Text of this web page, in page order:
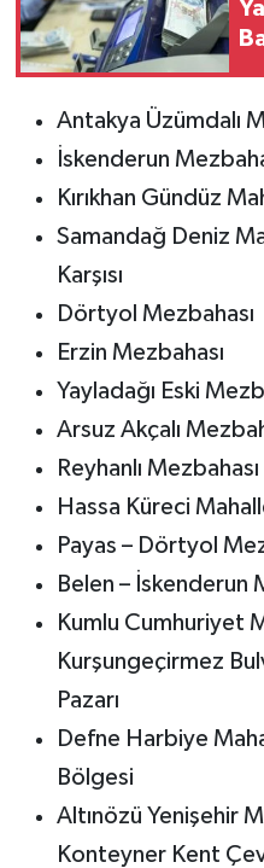
Antakya Üzümdalı
İskenderun
Kırıkhan Gündüz
Samandağ Deniz
Karşısı
Dörtyol Mezbahası
Erzin Mezbahası
Yayladağı Eski
Arsuz Akçalı
Reyhanlı Mezbahası
Hassa Küreci
Payas – Dörtyol
Belen – İskenderun
Kumlu Cumhuriyet
Kurşungeçirmez
Pazarı
Defne Harbiye
Bölgesi
Altınözü Yenişehir
Konteyner Kent